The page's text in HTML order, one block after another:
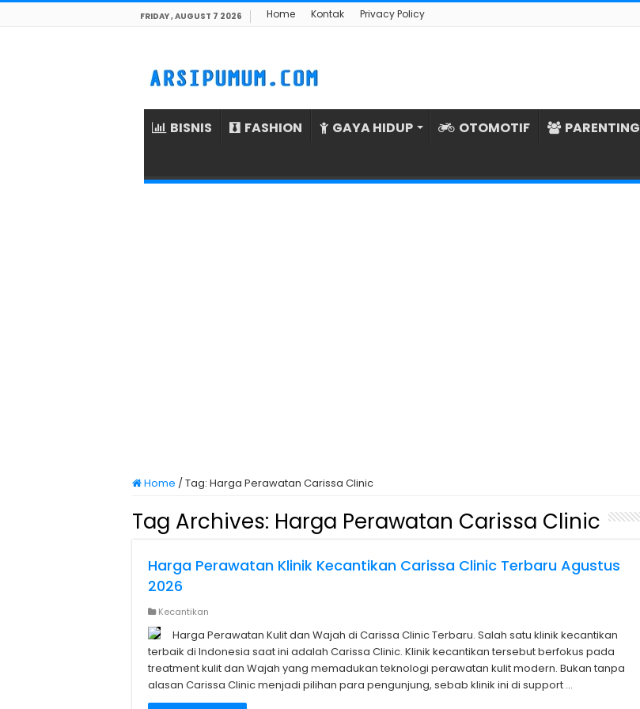
FRIDAY , AUGUST 7 2026 Home Kontak Privacy Policy
BISNIS FASHION GAYA HIDUP OTOMOTIF PARENTING
Home /Tag: Harga Perawatan Carissa Clinic
Tag Archives: Harga Perawatan Carissa Clinic
Harga Perawatan Klinik Kecantikan Carissa Clinic Terbaru Agustus
2026
Kecantikan
Harga Perawatan Kulit dan Wajah di Carissa Clinic Terbaru. Salah satu klinik kecantikan
terbaik di Indonesia saat ini adalah Carissa Clinic. Klinik kecantikan tersebut berfokus pada
treatment kulit dan Wajah yang memadukan teknologi perawatan kulit modern. Bukan tanpa
alasan Carissa Clinic menjadi pilihan para pengunjung, sebab klinik ini di support …